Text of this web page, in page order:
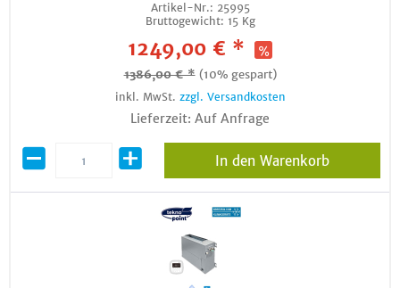
Artikel-Nr.: 25995
Bruttogewicht: 15 Kg
1249,00 € *
1386,00 € * (10% gespart)
inkl. MwSt. zzgl. Versandkosten
Lieferzeit: Auf Anfrage
In den Warenkorb